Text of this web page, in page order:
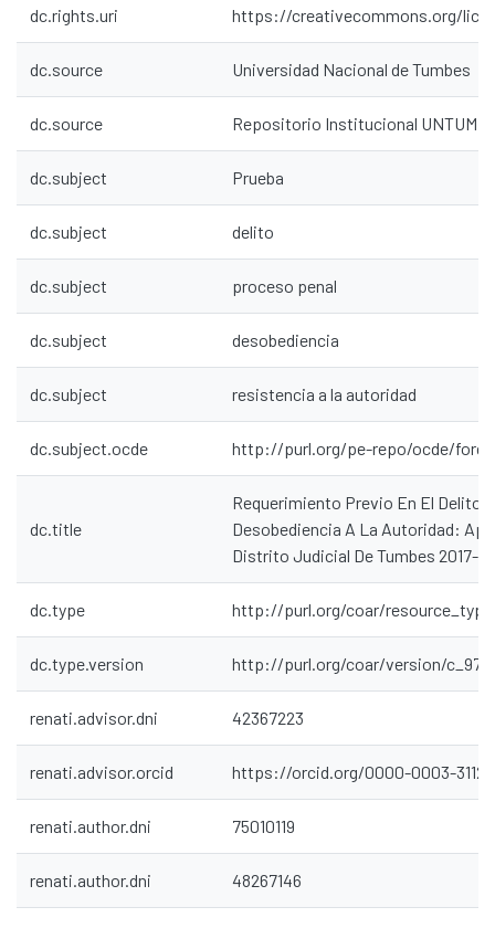
dc.rights.uri https://creativecommons.org/
dc.source Universidad Nacional de Tumbes
dc.source Repositorio Institucional
dc.subject Prueba
dc.subject delito
dc.subject proceso penal
dc.subject desobediencia
dc.subject resistencia a la autoridad
dc.subject.ocde http://purl.org/pe-repo/ocde/
dc.title
Requerimiento Previo En El Delito
Desobediencia A La Autoridad:
Distrito Judicial De Tumbes 2017-
dc.type http://purl.org/coar/
dc.type.version http://purl.org/coar/version/
renati.advisor.dni 42367223
renati.advisor.orcid https://orcid.org/0000-0003-3112-
renati.author.dni 75010119
renati.author.dni 48267146